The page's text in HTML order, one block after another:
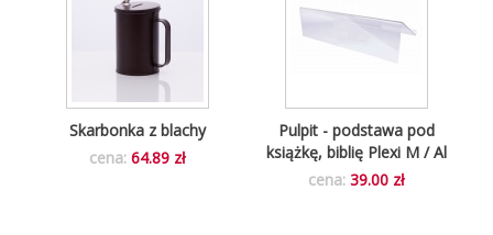
Pulpit - podstawa pod
książkę, biblię Plexi M / Al
cena: 39.00 zł
Skarbonka z blachy
cena: 64.89 zł